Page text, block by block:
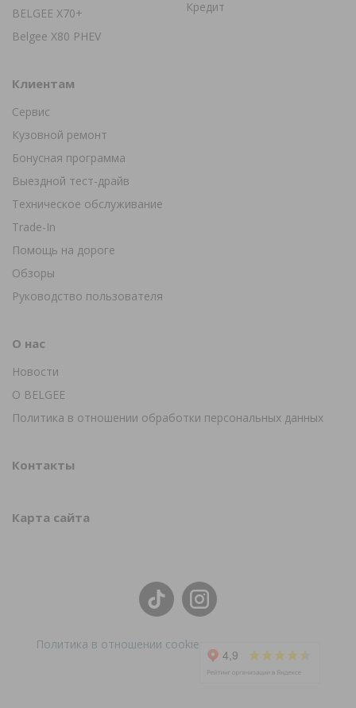
BELGEE X70+
Belgee X80 PHEV
Кредит
Клиентам
Сервис
Кузовной ремонт
Бонусная программа
Выездной тест-драйв
Техническое обслуживание
Trade-In
Помощь на дороге
Обзоры
Руководство пользователя
О нас
Новости
О BELGEE
Политика в отношении обработки персональных данных
Контакты
Карта сайта
Политика в отношении cookie